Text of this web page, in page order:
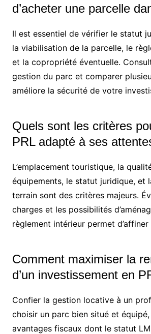
d’acheter une parcelle
Il est essentiel de vérifier le statut
la viabilisation de la parcelle, le
et la copropriété éventuelle.
gestion du parc et comparer
améliore la sécurité de votre
Quels sont les critères
PRL adapté à ses
L’emplacement touristique, la
équipements, le statut juridique, et
terrain sont des critères majeurs.
charges et les possibilités
règlement intérieur permet
Comment maximiser la
d’un investissement en
Confier la gestion locative à un
choisir un parc bien situé et
avantages fiscaux dont le statut